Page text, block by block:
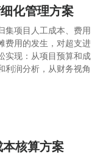
化管理方案
集项目人工成本、费用
费用的发生，对超支进
实现：从项目预算和成
利润分析，从财务视角
核算方案